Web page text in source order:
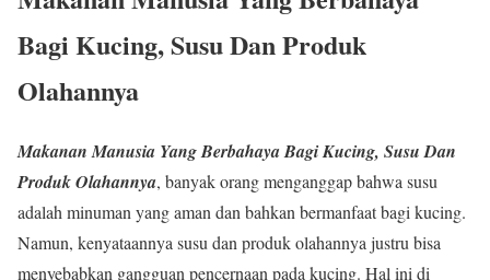
Bagi Kucing, Susu Dan Produk
Olahannya
Makanan Manusia Yang Berbahaya Bagi Kucing, Susu Dan
Produk Olahannya, banyak orang menganggap bahwa susu
adalah minuman yang aman dan bahkan bermanfaat bagi kucing.
Namun, kenyataannya susu dan produk olahannya justru bisa
menyebabkan gangguan pencernaan pada kucing. Hal ini di